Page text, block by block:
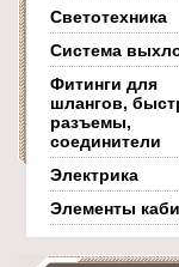
Светотехника
Система
Фитинги для
шлангов,
разъемы,
соединители
Электрика
Элементы